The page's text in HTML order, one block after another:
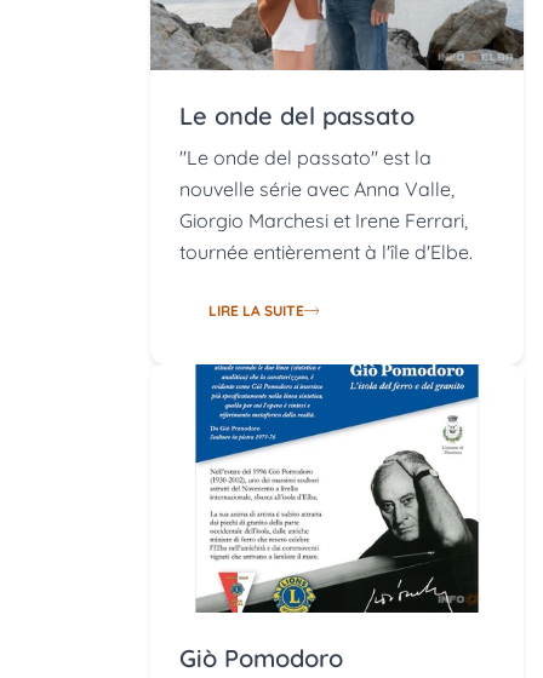
Le onde del passato
"Le onde del passato" est la
nouvelle série avec Anna Valle,
Giorgio Marchesi et Irene Ferrari,
tournée entièrement à l'île d'Elbe.
LIRE LA SUITE
Giò Pomodoro